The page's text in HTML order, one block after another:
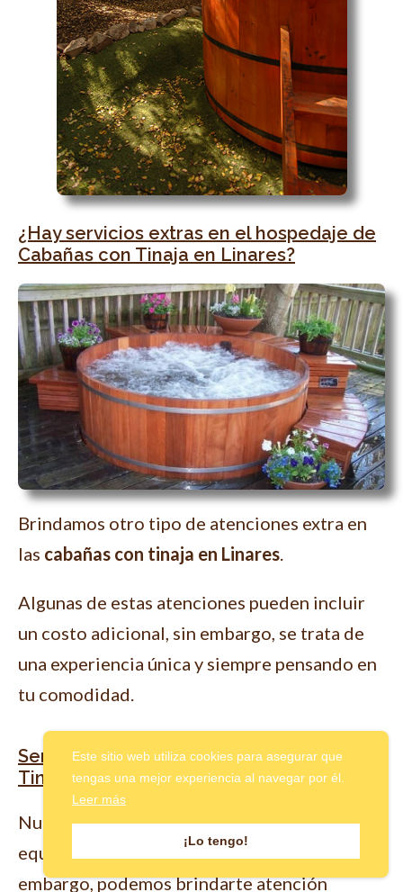
¿Hay servicios extras en el hospedaje de
Cabañas con Tinaja en Linares?
Brindamos otro tipo de atenciones extra en
las cabañas con tinaja en Linares.
Algunas de estas atenciones pueden incluir
un costo adicional, sin embargo, se trata de
una experiencia única y siempre pensando en
tu comodidad.
Servicio de comidas en las Cabañas con
Tinaja en Linares
Nuestrascabañas con tinajasestán
equipadas con cocina y zona de barbacoa, sin
embargo, podemos brindarte atención
Este sitio web utiliza cookies para asegurar que
tengas una mejor experiencia al navegar por él.
Leer más
¡Lo tengo!